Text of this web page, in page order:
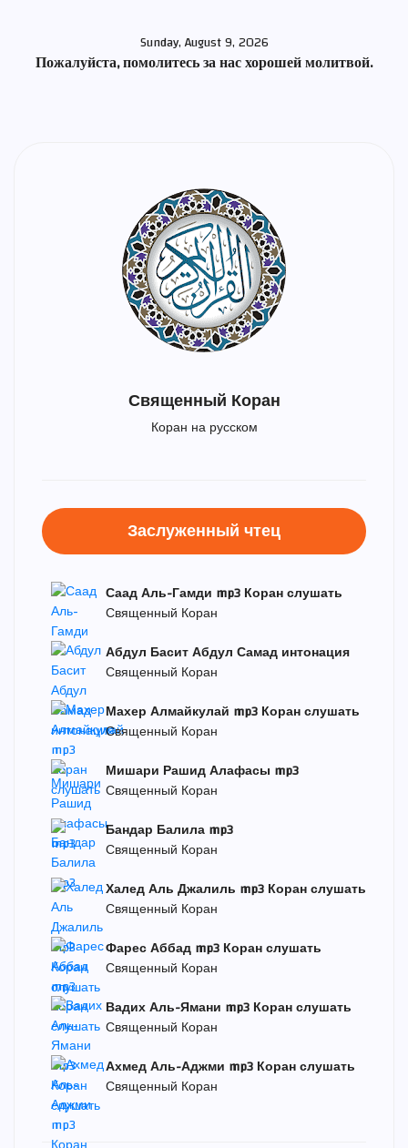
Sunday, August 9, 2026
Пожалуйста, помолитесь за нас хорошей молитвой.
Священный Коран
Коран на русском
Заслуженный чтец
Саад Аль-Гамди mp3 Коран слушать
Священный Коран
Абдул Басит Абдул Самад интонация
Священный Коран
Махер Алмайкулай mp3 Коран слушать
Священный Коран
Мишари Рашид Алафасы mp3
Священный Коран
Бандар Балила mp3
Священный Коран
Халед Аль Джалиль mp3 Коран слушать
Священный Коран
Фарес Аббад mp3 Коран слушать
Священный Коран
Вадих Аль-Ямани mp3 Коран слушать
Священный Коран
Ахмед Аль-Аджми mp3 Коран слушать
Священный Коран